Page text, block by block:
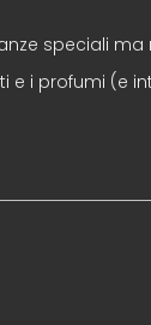
speciali ma
e i profumi (e